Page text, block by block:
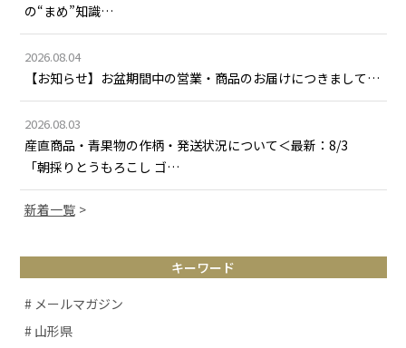
の“まめ”知識…
2026.08.04
【お知らせ】お盆期間中の営業・商品のお届けにつきまして…
2026.08.03
産直商品・青果物の作柄・発送状況について＜最新：8/3
「朝採りとうもろこし ゴ…
新着一覧
キーワード
# メールマガジン
# 山形県